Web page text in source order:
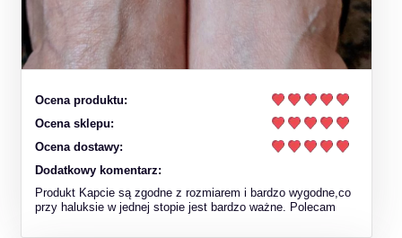
Ocena produktu:
Ocena sklepu:
Ocena dostawy:
Dodatkowy komentarz:
Produkt Kapcie są zgodne z rozmiarem i bardzo wygodne,co
przy haluksie w jednej stopie jest bardzo ważne. Polecam